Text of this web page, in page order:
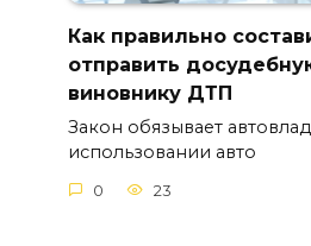
Как правильно
отправить
виновнику ДТП
Закон обязывает
использовании авто
0 23